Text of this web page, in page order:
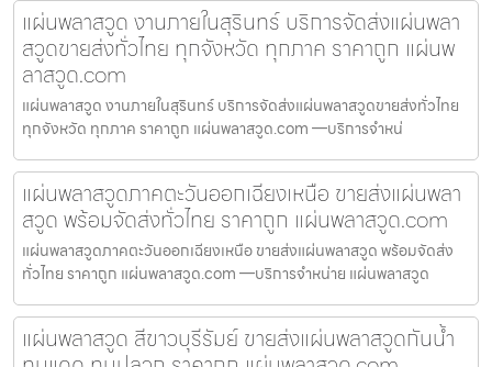
แผ่นพลาสวูด งานภายในสุรินทร์ บริการจัดส่งแผ่นพลา
สวูดขายส่งทั่วไทย ทุกจังหวัด ทุกภาค ราคาถูก แผ่นพ
ลาสวูด.com
แผ่นพลาสวูด งานภายในสุรินทร์ บริการจัดส่งแผ่นพลาสวูดขายส่งทั่วไทย
ทุกจังหวัด ทุกภาค ราคาถูก แผ่นพลาสวูด.com —บริการจำหน่
แผ่นพลาสวูดภาคตะวันออกเฉียงเหนือ ขายส่งแผ่นพลา
สวูด พร้อมจัดส่งทั่วไทย ราคาถูก แผ่นพลาสวูด.com
แผ่นพลาสวูดภาคตะวันออกเฉียงเหนือ ขายส่งแผ่นพลาสวูด พร้อมจัดส่ง
ทั่วไทย ราคาถูก แผ่นพลาสวูด.com —บริการจำหน่าย แผ่นพลาสวูด
แผ่นพลาสวูด สีขาวบุรีรัมย์ ขายส่งแผ่นพลาสวูดกันน้ำ